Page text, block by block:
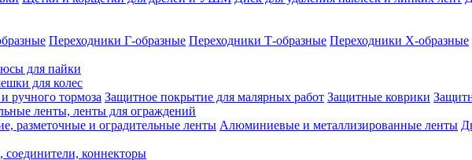
Переходники Г-образные Переходники Т-образные Переходники Х-образные
для пайки
для колес
ручного тормоза Защитное покрытие для малярных работ Защитные коврики
ленты, ленты для ограждений
разметочные и оградительные ленты Алюминиевые и металлизированные ленты
коннекторы